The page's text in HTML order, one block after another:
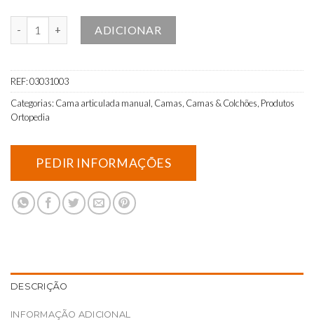
ADICIONAR
REF:03031003
Categorias: Cama articulada manual Camas Camas & Colchões Produtos
Ortopedia
DESCRIÇÃO
INFORMAÇÃO ADICIONAL